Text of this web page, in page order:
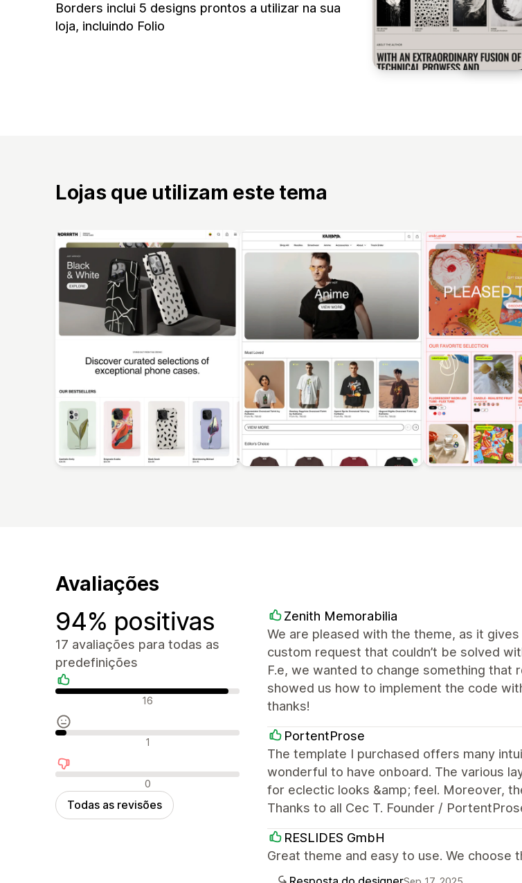
Borders inclui 5 designs prontos a utilizar na sua
loja, incluindo Folio
Lojas que utilizam este tema
Avaliações
94% positivas
17 avaliações para todas as
predefinições
Avaliações positivas
16
Avaliações neutras
1
Avaliações negativas
0
Todas as revisões
Zenith Memorabilia
We are pleased with the theme, as it
custom request that couldn’t be solved
F.e, we wanted to change something
showed us how to implement the code
thanks!
PortentProse
The template I purchased offers many
wonderful to have onboard. The various
for eclectic looks &amp; feel. Moreover,
Thanks to all Cec T. Founder /
RESLIDES GmbH
Great theme and easy to use. We